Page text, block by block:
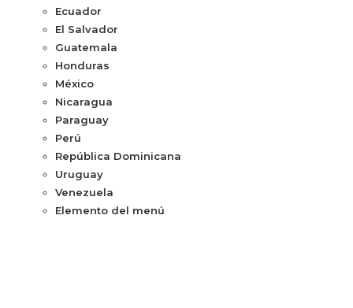
Ecuador
El Salvador
Guatemala
Honduras
México
Nicaragua
Paraguay
Perú
República Dominicana
Uruguay
Venezuela
Elemento del menú